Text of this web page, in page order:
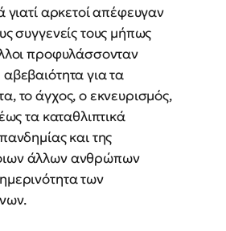
γιατί αρκετοί απέφευγαν
συγγενείς τους μήπως
προφυλάσσονταν
για τα
το άγχος, ο εκνευρισμός,
τα καταθλιπτικά
και της
άλλων ανθρώπων
των